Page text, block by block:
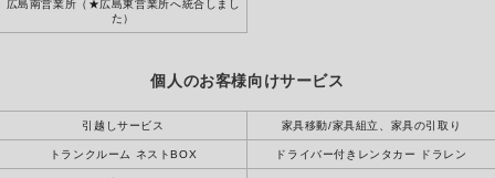
広島南営業所（★広島東営業所へ統合しまし
た）
個人のお客様向けサービス
引越しサービス 家具移動/家具組立、家具の引取り
トランクルーム ネストBOX ドライバー付きレンタカー ドラレン